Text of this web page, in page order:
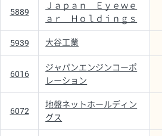
5889
Ｊａｐａｎ Ｅｙｅｗｅ
ａｒ Ｈｏｌｄｉｎｇｓ
5939 大谷工業
6016
ジャパンエンジンコーポ
レーション
6072
地盤ネットホールディン
グス